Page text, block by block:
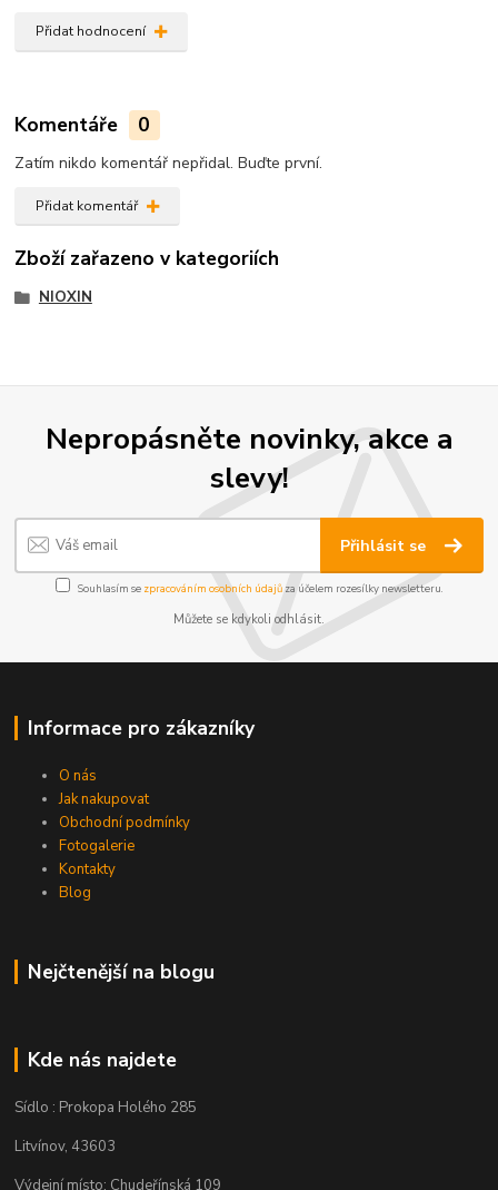
Přidat hodnocení
Komentáře 0
Zatím nikdo komentář nepřidal. Buďte první.
Přidat komentář
Zboží zařazeno v kategoriích
NIOXIN
Nepropásněte novinky, akce a
slevy!
Přihlásit se
Souhlasím se zpracováním osobních údajůza účelem rozesílky newsletteru.
Můžete se kdykoli odhlásit.
Informace pro zákazníky
O nás
Jak nakupovat
Obchodní podmínky
Fotogalerie
Kontakty
Blog
Nejčtenější na blogu
Kde nás najdete
Sídlo : Prokopa Holého 285
Litvínov, 43603
Výdejní místo: Chudeřínská 109